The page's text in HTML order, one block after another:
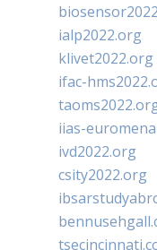
ialp2022.org
klivet2022.org
ifac-
iias-
ivd2022.org
csity2022.org